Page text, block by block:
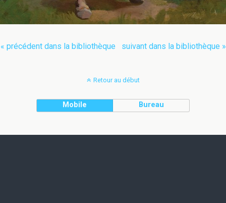
« précédent dans la bibliothèque suivant dans la bibliothèque »
Retour au début
Mobile Bureau